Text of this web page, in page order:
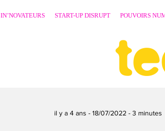
IN’NOVATEURS START-UP DISRUPT POUVOIRS
il y a 4 ans - 18/07/2022 - 3 minutes